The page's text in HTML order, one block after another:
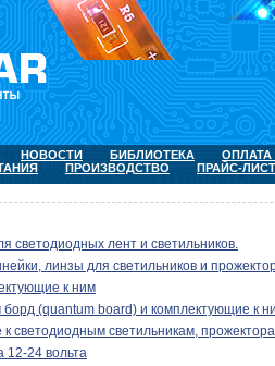
НОВОСТИ БИБЛИОТЕКА
ОПЛАТА
ПРОИЗВОДСТВО ПРАЙС-ЛИСТ
светодиодных лент и светильников.
линзы для светильников и
к ним
борд (quantum board) и комплектующие к
светодиодным светильникам,
12-24 вольта